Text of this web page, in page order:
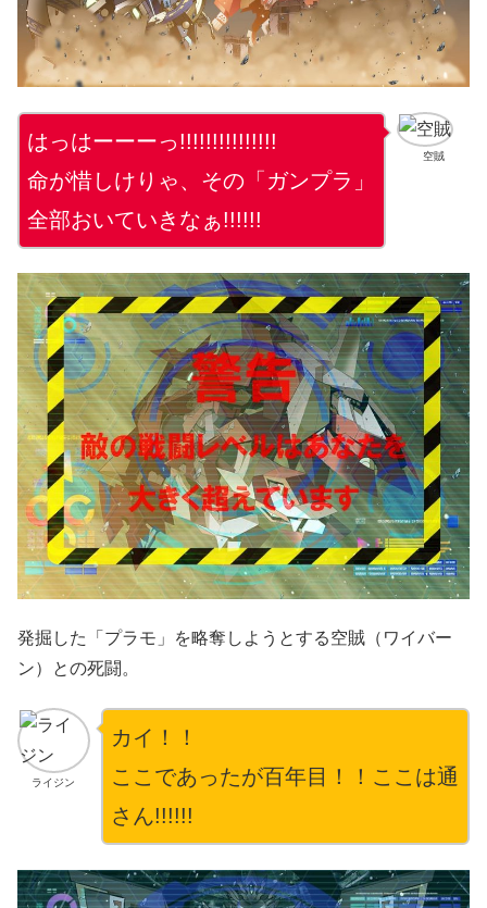
空賊
はっはーーーっ!!!!!!!!!!!!!!!
命が惜しけりゃ、その「ガンプラ」
全部おいていきなぁ!!!!!!
発掘した「プラモ」を略奪しようとする空賊（ワイバー
ン）との死闘。
ライジン
カイ！！
ここであったが百年目！！ここは通
さん!!!!!!